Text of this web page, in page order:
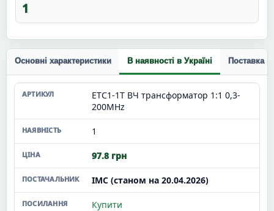
1
Основні характеристики В наявності в Україні Поставка
ETC1-1T ВЧ трансформатор 1:1 0,3-
200MHz
1
97.8 грн
ІМС (станом на 20.04.2026)
Купити